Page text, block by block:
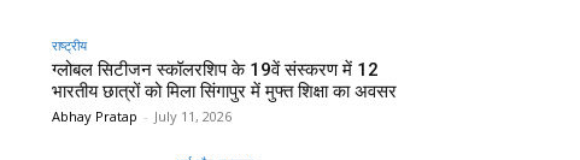
राष्ट्रीय
ग्लोबल सिटीजन स्कॉलरशिप के 19वें संस्करण में 12
भारतीय छात्रों को मिला सिंगापुर में मुफ्त शिक्षा का अवसर
Abhay Pratap - July 11, 2026